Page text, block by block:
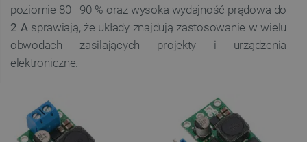
poziomie 80 - 90 % oraz wysoka wydajność prądowa do
2 Asprawiają, że układy znajdują zastosowanie w wielu
obwodach zasilających projekty i urządzenia
elektroniczne.